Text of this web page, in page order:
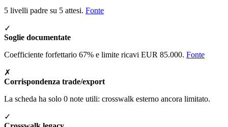
5 livelli padre su 5 attesi. Fonte
✓
Soglie documentate
Coefficiente forfettario 67% e limite ricavi EUR 85.000. Fonte
✗
Corrispondenza trade/export
La scheda ha solo 0 note utili: crosswalk esterno ancora limitato.
✓